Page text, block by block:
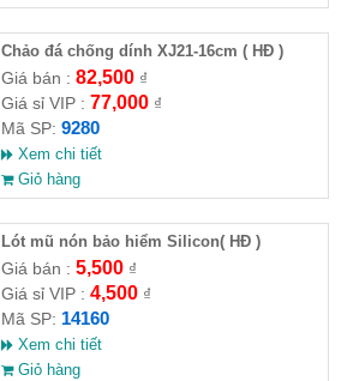
Chảo đá chống dính XJ21-16cm ( HĐ )
Giá bán : 82,500₫
Giá sỉ VIP : 77,000₫
Mã SP: 9280
Xem chi tiết
Giỏ hàng
Lót mũ nón bảo hiểm Silicon( HĐ )
Giá bán : 5,500₫
Giá sỉ VIP : 4,500₫
Mã SP: 14160
Xem chi tiết
Giỏ hàng